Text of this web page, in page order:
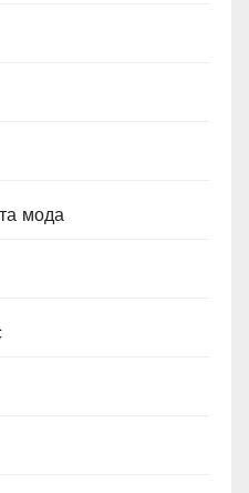
мода